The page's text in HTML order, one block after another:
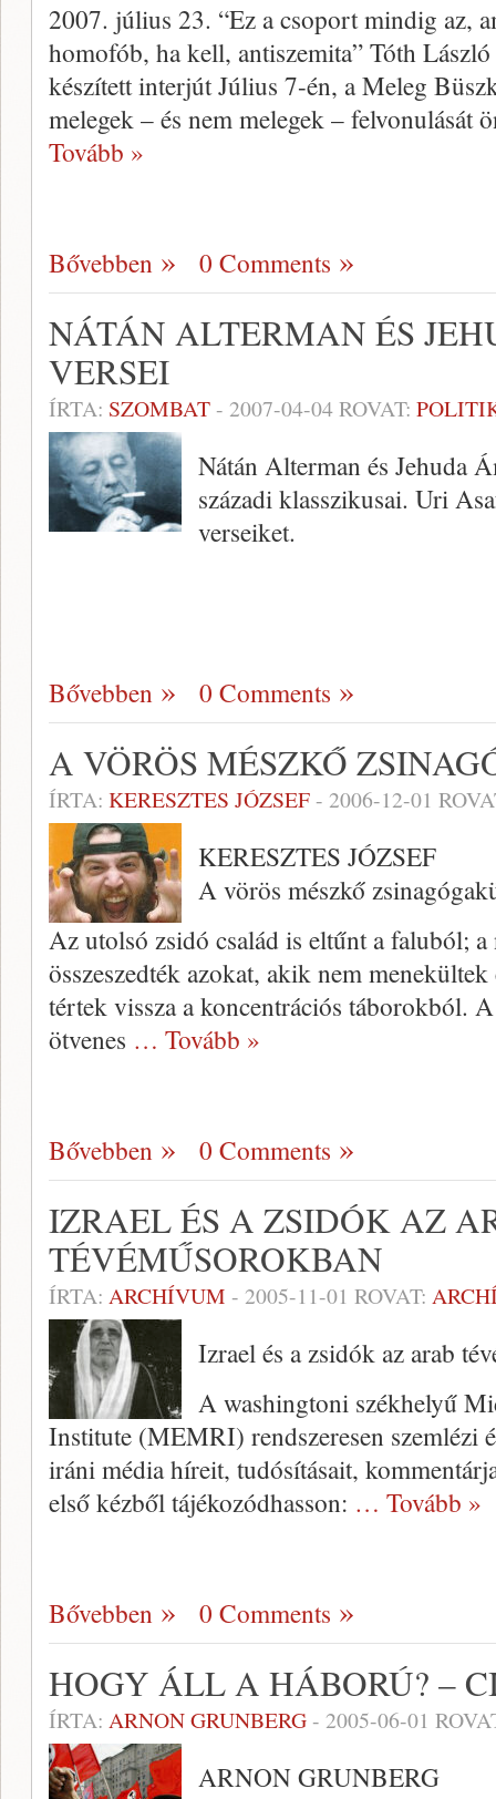
2007. július 23. “Ez a csoport mindig az,
homofób, ha kell, antiszemita” Tóth
készített interjút Július 7-én, a Meleg
melegek – és nem melegek – felvonulását
Tovább »
Bővebben 0 Comments
NÁTÁN ALTERMAN ÉS
VERSEI
ÍRTA: SZOMBAT- 2007-04-04ROVAT:
Nátán Alterman és Jehuda
századi klasszikusai. Uri
verseiket.
Bővebben 0 Comments
A VÖRÖS MÉSZKŐ
ÍRTA: KERESZTES JÓZSEF- 2006-12-01
KERESZTES JÓZSEF
A vörös mészkő
Az utolsó zsidó család is eltűnt a faluból; a
összeszedték azo­kat, akik nem
tértek vissza a koncentrációs táborokból.
ötvenes … Tovább »
Bővebben 0 Comments
IZRAEL ÉS A ZSIDÓK AZ
TÉVÉMŰSOROKBAN
ÍRTA: ARCHÍVUM - 2005-11-01 ROVAT:
Izrael és a zsidók az arab
A washingtoni székhelyű
Institute (MEMRI) rendszeresen szemlézi
iráni média híreit, tudósításait,
első kézből tájékozódhasson: … Tovább »
Bővebben 0 Comments
HOGY ÁLL A HÁBORÚ? –
ÍRTA: ARNON GRUNBERG- 2005-06-01
ARNON GRUNBERG